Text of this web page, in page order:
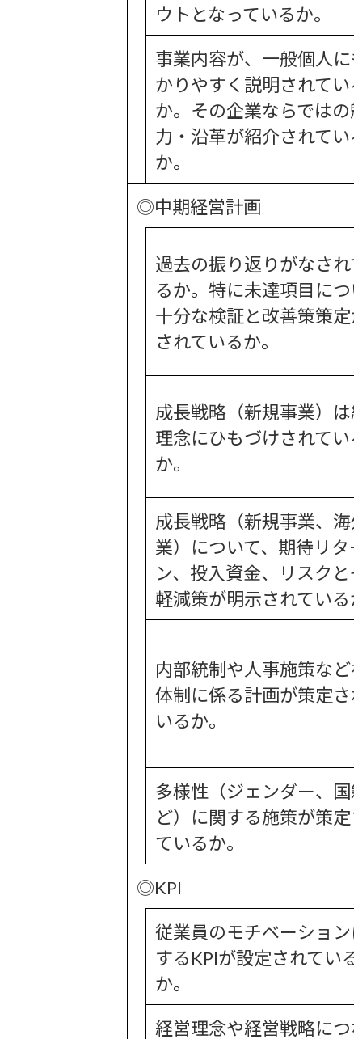
ウトとなっているか。
事業内容が、一般個人
かりやすく説明されてい
か。その企業ならでは
力・沿革が紹介されてい
か。
◎中期経営計画
過去の振り返りがなされ
るか。特に未達項目につ
十分な検証と改善策策定
されているか。
成長戦略（新規事業）
理念にひもづけされてい
か。
成長戦略（新規事業、
業）について、期待リタ
ン、投入資金、リスクと
軽減策が明示されている
内部統制や人事施策な
体制に係る計画が策定さ
いるか。
多様性（ジェンダー、国
ど）に関する施策が策
ているか。
◎KPI
従業員のモチベーション
するKPIが設定されてい
か。
経営理念や経営戦略に